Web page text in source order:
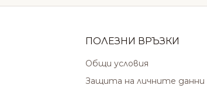
ПОЛЕЗНИ ВРЪЗКИ
Общи условия
Защита на личните данни